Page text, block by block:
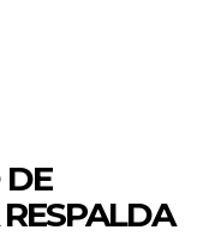
DE